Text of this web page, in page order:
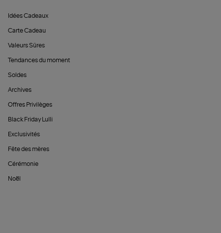
Idées Cadeaux
Carte Cadeau
Valeurs Sûres
Tendances du moment
Soldes
Archives
Offres Privilèges
Black Friday Lulli
Exclusivités
Fête des mères
Cérémonie
Noël